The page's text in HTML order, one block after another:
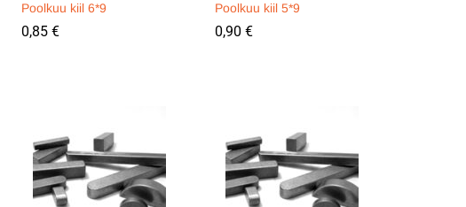
Poolkuu kiil 6*9
0,85 €
0,85 €
Poolkuu kiil 5*9
0,90 €
0,90 €